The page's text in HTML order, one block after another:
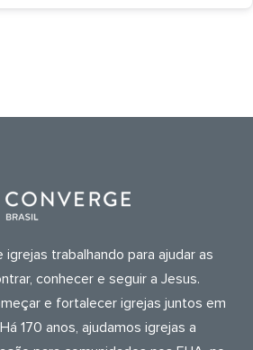
trabalhando para ajudar as
conhecer e seguir a Jesus.
e fortalecer igrejas juntos em
170 anos, ajudamos igrejas a